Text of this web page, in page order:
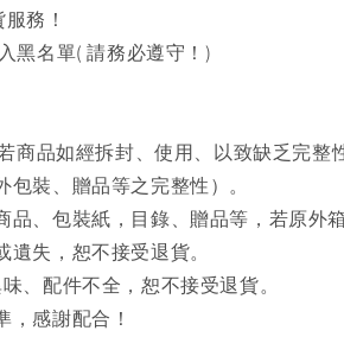
務！
黑名單( 請務必遵守！)
品如經拆封、使用、以致缺乏完整
裝、贈品等之完整性）。
、包裝紙，目錄、贈品等，若原
失，恕不接受退貨。
、配件不全，恕不接受退貨。
感謝配合！